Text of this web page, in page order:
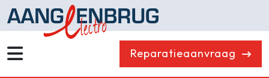
Reparatieaanvraag